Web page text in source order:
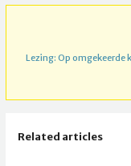
Lezing: Op omgekeerde
Related articles